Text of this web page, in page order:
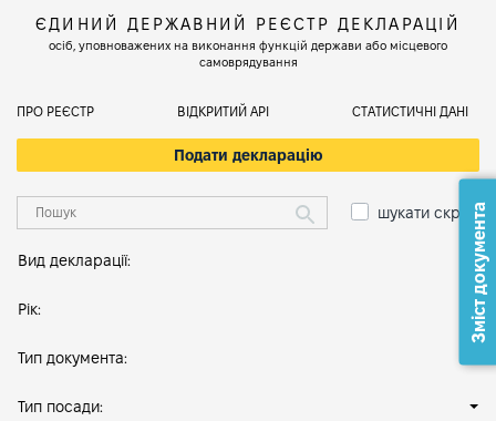
ЄДИНИЙ ДЕРЖАВНИЙ РЕЄСТР ДЕКЛАРАЦІЙ
осіб, уповноважених на виконання функцій держави або місцевого
самоврядування
ПРО РЕЄСТР ВІДКРИТИЙ АРІ СТАТИСТИЧНІ ДАНІ
Подати декларацію
шукати скрізь
Вид декларації:
Рік:
Тип документа:
Тип посади:
Зміст документа